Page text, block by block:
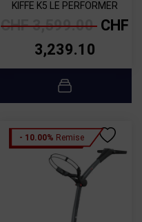
KIFFE K5 LE PERFORMER
CHF 3,599.00 CHF
3,239.10
- 10.00% Remise